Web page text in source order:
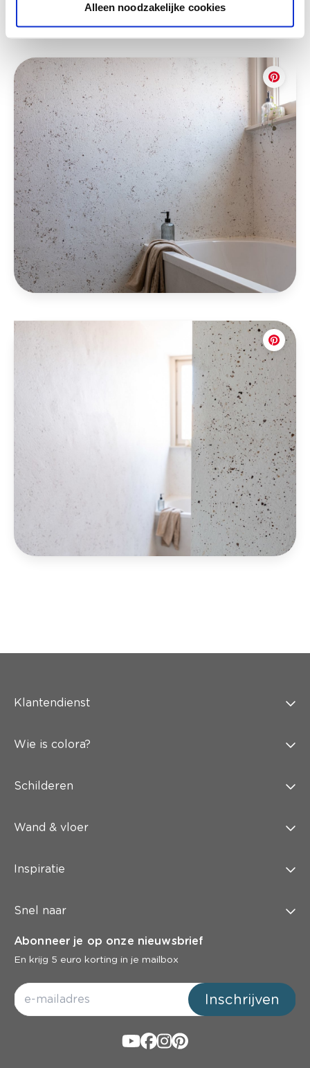
Alleen noodzakelijke cookies
Deze stijlen zijn misschien ook iets voor jou
Klantendienst
Wie is colora?
Schilderen
Wand & vloer
Inspiratie
Snel naar
Abonneer je op onze nieuwsbrief
En krijg 5 euro korting in je mailbox
Inschrijven